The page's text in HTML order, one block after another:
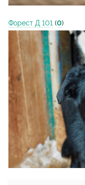
Форест Д 101 (0)